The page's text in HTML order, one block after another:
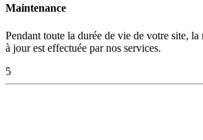
Maintenance
Pendant toute la durée de vie de votre site, la
à jour est effectuée par nos services.
5